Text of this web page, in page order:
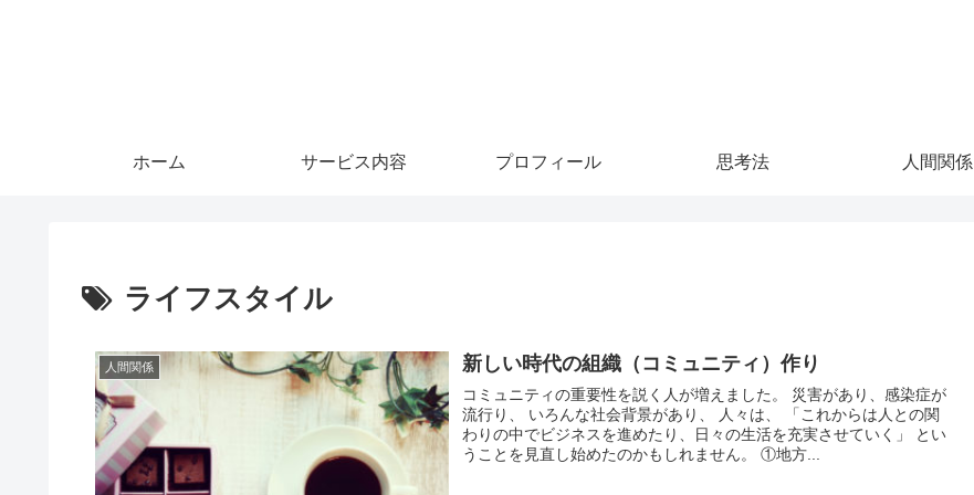
ホーム サービス内容 プロフィール 思考法 人間関係
ライフスタイル
人間関係 新しい時代の組織（コミュニティ）作り
コミュニティの重要性を説く人が増えました。 災害があり、感染症が
流行り、 いろんな社会背景があり、 人々は、 「これからは人との関
わりの中でビジネスを進めたり、日々の生活を充実させていく」 とい
うことを見直し始めたのかもしれません。 ①地方...